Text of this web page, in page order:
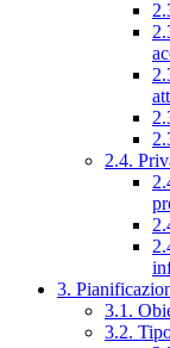
2.4.
3.
3.1.
3.2.